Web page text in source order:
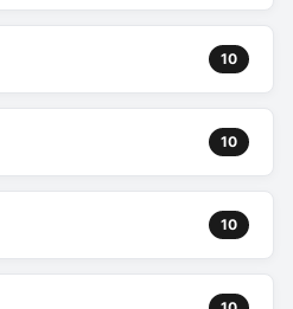
10
10
10